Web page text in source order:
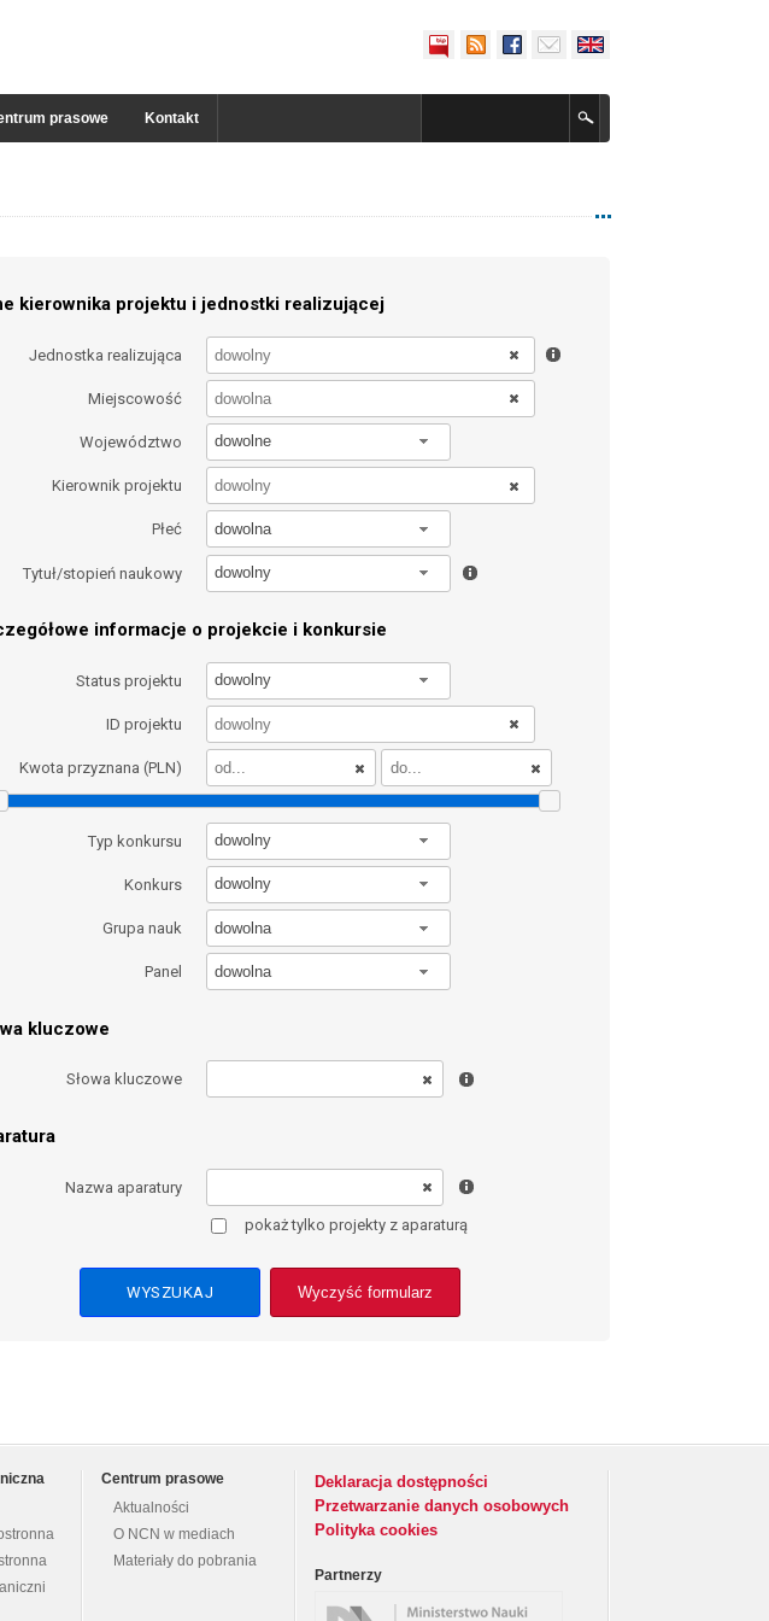
prasowe Kontakt
kierownika projektu i jednostki realizującej
Jednostka realizująca
Miejscowość
Województwo dowolne
Kierownik projektu
Płeć dowolna
Tytuł/stopień naukowy dowolny
informacje o projekcie i konkursie
Status projektu dowolny
ID projektu
Kwota przyznana (PLN)
Typ konkursu dowolny
Konkurs dowolny
Grupa nauk dowolna
Panel dowolna
kluczowe
Słowa kluczowe
Nazwa aparatury
pokaż tylko projekty z aparaturą
Wyczyść formularz
Centrum prasowe
Aktualności
O NCN w mediach
Materiały do pobrania
Deklaracja dostępności
Przetwarzanie danych osobowych
Polityka cookies
Partnerzy